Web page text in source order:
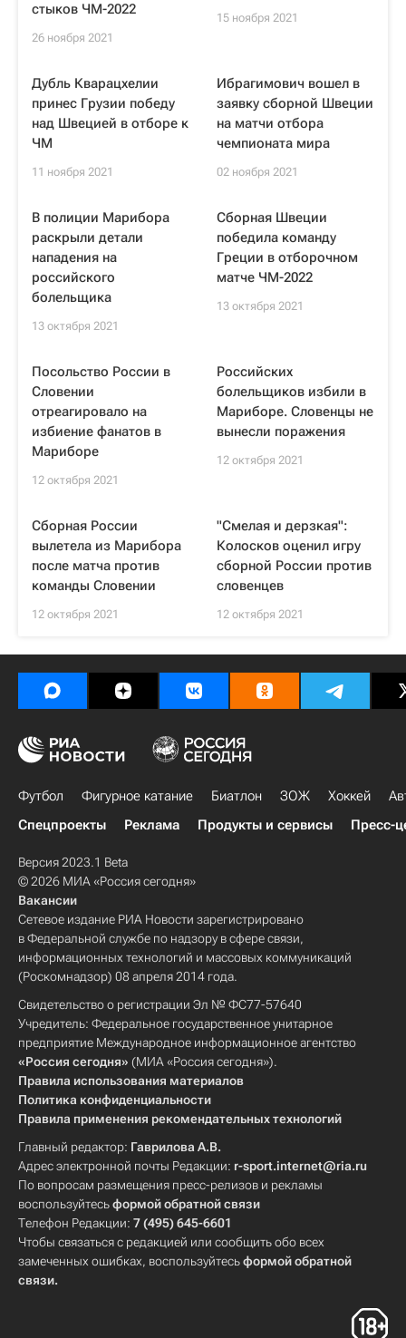
стыков ЧМ-2022
26 ноября 2021
15 ноября 2021
Дубль Кварацхелии
принес Грузии победу
над Швецией в отборе к
ЧМ
11 ноября 2021
Ибрагимович вошел в
заявку сборной Швеции
на матчи отбора
чемпионата мира
02 ноября 2021
В полиции Марибора
раскрыли детали
нападения на
российского
болельщика
13 октября 2021
Сборная Швеции
победила команду
Греции в отборочном
матче ЧМ-2022
13 октября 2021
Посольство России в
Словении
отреагировало на
избиение фанатов в
Мариборе
12 октября 2021
Российских
болельщиков избили в
Мариборе. Словенцы не
вынесли поражения
12 октября 2021
Сборная России
вылетела из Марибора
после матча против
команды Словении
12 октября 2021
"Смелая и дерзкая":
Колосков оценил игру
сборной России против
словенцев
12 октября 2021
Футбол Фигурное катание Биатлон ЗОЖ Хоккей
Спецпроекты
Реклама Продукты и сервисы Пресс-
Версия 2023.1 Beta
© 2026 МИА «Россия сегодня»
Вакансии
Сетевое издание РИА Новости зарегистрировано
в Федеральной службе по надзору в сфере связи,
информационных технологий и массовых коммуникаций
(Роскомнадзор) 08 апреля 2014 года.
Свидетельство о регистрации Эл № ФС77-57640
Учредитель: Федеральное государственное унитарное
предприятие Международное информационное агентство
«Россия сегодня» (МИА «Россия сегодня»).
Правила использования материалов
Политика конфиденциальности
Правила применения рекомендательных технологий
Главный редактор: Гаврилова А.В.
Адрес электронной почты Редакции: r-sport.internet@ria.ru
По вопросам размещения пресс-релизов и рекламы
воспользуйтесьформой обратной связи
Телефон Редакции: 7 (495) 645-6601
Чтобы связаться с редакцией или сообщить обо всех
замеченных ошибках, воспользуйтесьформой обратной
связи.